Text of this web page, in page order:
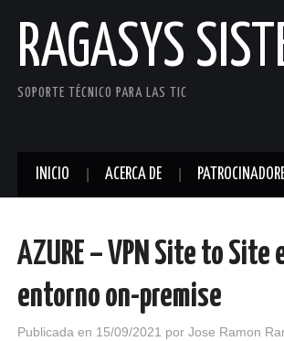
RAGASYS
SOPORTE TÉCNICO PARA LAS TIC
INICIO ACERCA DE
AZURE – VPN Site to
entorno on-premise
Publicada en 15/09/2021 por Jose Ramon